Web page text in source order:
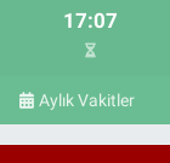
17:07
Aylık Vakitler